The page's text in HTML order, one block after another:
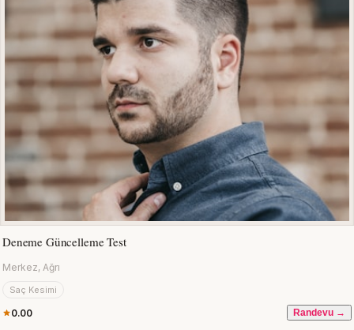
Deneme Güncelleme Test
Merkez, Ağrı
Saç Kesimi
0.00 Randevu →